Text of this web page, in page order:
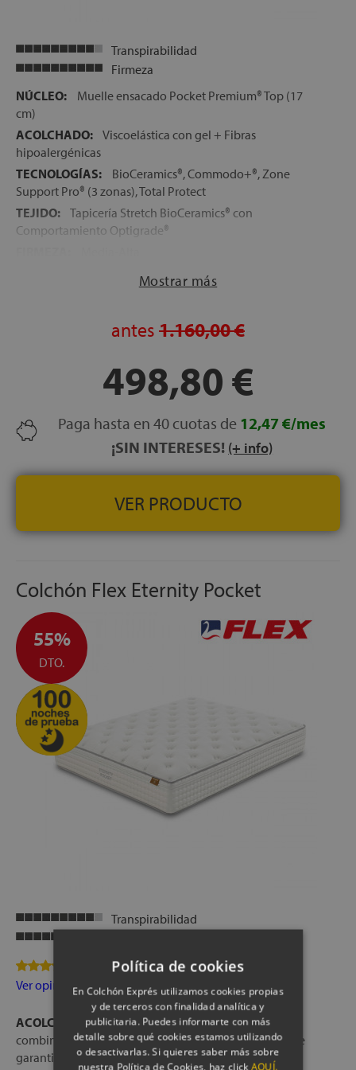
Transpirabilidad
Firmeza
NÚCLEO:
Muelle ensacado Pocket Premium® Top (17
cm)
ACOLCHADO: Viscoelástica con gel + Fibras
hipoalergénicas
TECNOLOGÍAS:
BioCeramics®, Commodo+®, Zone
Support Pro® (3 zonas), Total Protect
TEJIDO: Tapicería Stretch BioCeramics® con
Comportamiento Optigrade®
Pocket Premium® Top
HIPOALERGÉNICO:
Sí
TRANSPIRABILIDAD:
Alta
CERTIFICADOS:
OEKO-TEX® Standard 100
GARANTÍA:
3 años
Mostrar más
antes 1.160,00 €
498,80 €
Paga hasta en 40 cuotas de 12,47 €/mes
¡SIN INTERESES! (+ info)
VER PRODUCTO
Colchón Flex Eternity Pocket
55%
DTO.
Transpirabilidad
2 Opinion(es)
Ver opiniones
ACOLCHADO: Tack & Jump (efecto capitoné)
combinación de fibras hipoalergénicas y atérmicas que
garantizan una temperatura de descanso constante,
Política de cookies
En Colchón Exprés utilizamos cookies propias
y de terceros con finalidad analítica y
publicitaria. Puedes informarte con más
detalle sobre qué cookies estamos utilizando
o desactivarlas. Si quieres saber más sobre
nuestra Política de Cookies, haz clickAQUÍ.